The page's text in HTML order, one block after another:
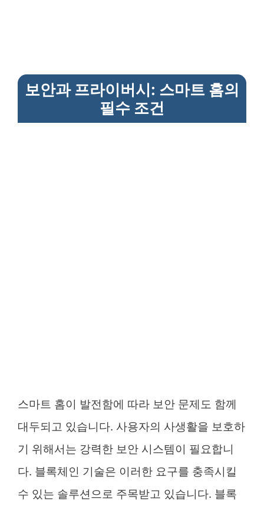
보안과 프라이버시: 스마트 홈의
필수 조건
스마트 홈이 발전함에 따라 보안 문제도 함께
대두되고 있습니다. 사용자의 사생활을 보호하
기 위해서는 강력한 보안 시스템이 필요합니
다. 블록체인 기술은 이러한 요구를 충족시킬
수 있는 솔루션으로 주목받고 있습니다. 블록